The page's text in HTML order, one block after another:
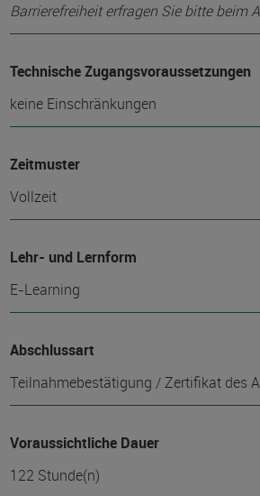
Barrierefreiheit erfragen Sie bitte beim
Technische Zugangsvoraussetzungen
keine Einschränkungen
Zeitmuster
Vollzeit
Lehr- und Lernform
E-Learning
Abschlussart
Teilnahmebestätigung / Zertifikat des
Voraussichtliche Dauer
122 Stunde(n)